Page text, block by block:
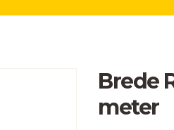
Brede
meter